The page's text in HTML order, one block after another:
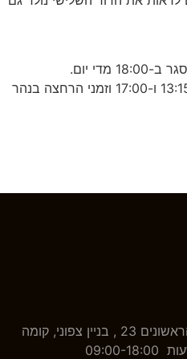
האכלת בקבוקים היא ב-9:15, 13:15 ו-17:00 וזמני הרחצה בנהר
מגדל מילנייה – SOK שדרות הראשונים 23 , בניין צפוני, קומה